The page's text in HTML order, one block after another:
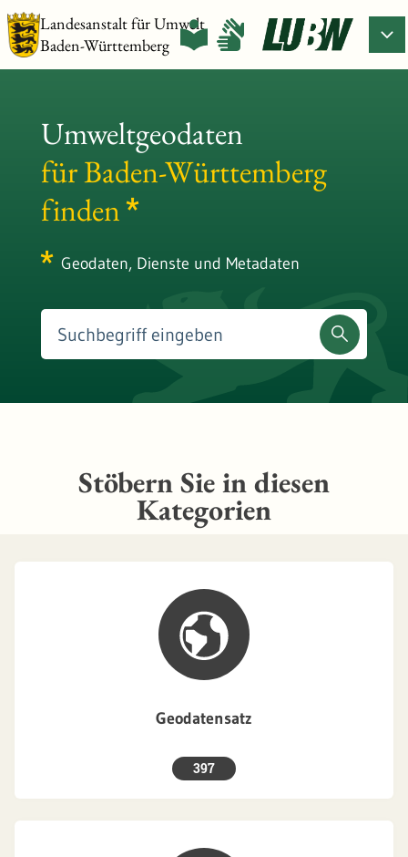
Landesanstalt für Umwelt
Baden-Württemberg
Umweltgeodaten
für Baden-Württemberg
finden
Geodaten, Dienste und Metadaten
Stöbern Sie in diesen
Kategorien
Geodatensatz
397